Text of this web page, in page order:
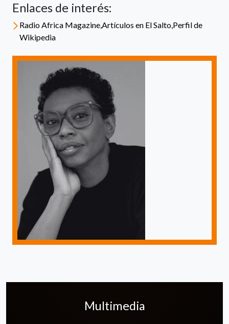
Enlaces de interés:
Radio Africa Magazine,Artículos en El Salto,Perfil de
Wikipedia
Multimedia